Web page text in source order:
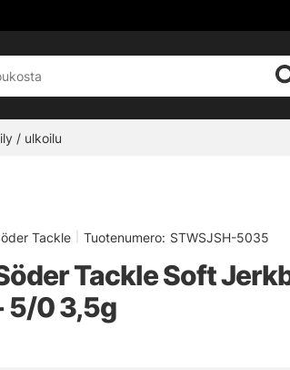
/ ulkoilu
Tackle Tuotenumero: STWSJSH-5035
Tackle Soft
5/0 3,5g